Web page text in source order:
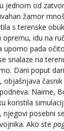
jednom od
žamor
s terenske
idu na
uporno pada
snalaze na
Dani poput
objašnjava
Naime,
koristila
posebni
Ako ste